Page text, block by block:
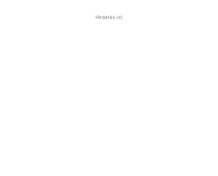
Hirdetés (x)